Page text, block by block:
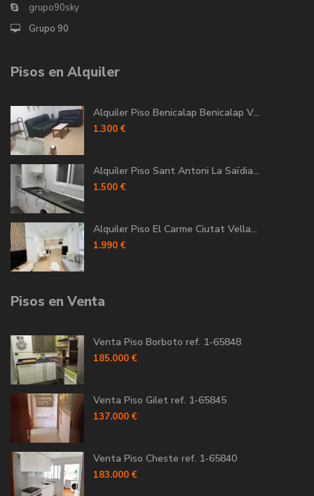
grupo90sky
Grupo 90
Pisos en Alquiler
Alquiler Piso Benicalap Benicalap V...
1.300 €
Alquiler Piso Sant Antoni La Saïdia...
1.500 €
Alquiler Piso El Carme Ciutat Vella...
1.990 €
Pisos en Venta
Venta Piso Borboto ref. 1-65848
185.000 €
Venta Piso Gilet ref. 1-65845
137.000 €
Venta Piso Cheste ref. 1-65840
183.000 €